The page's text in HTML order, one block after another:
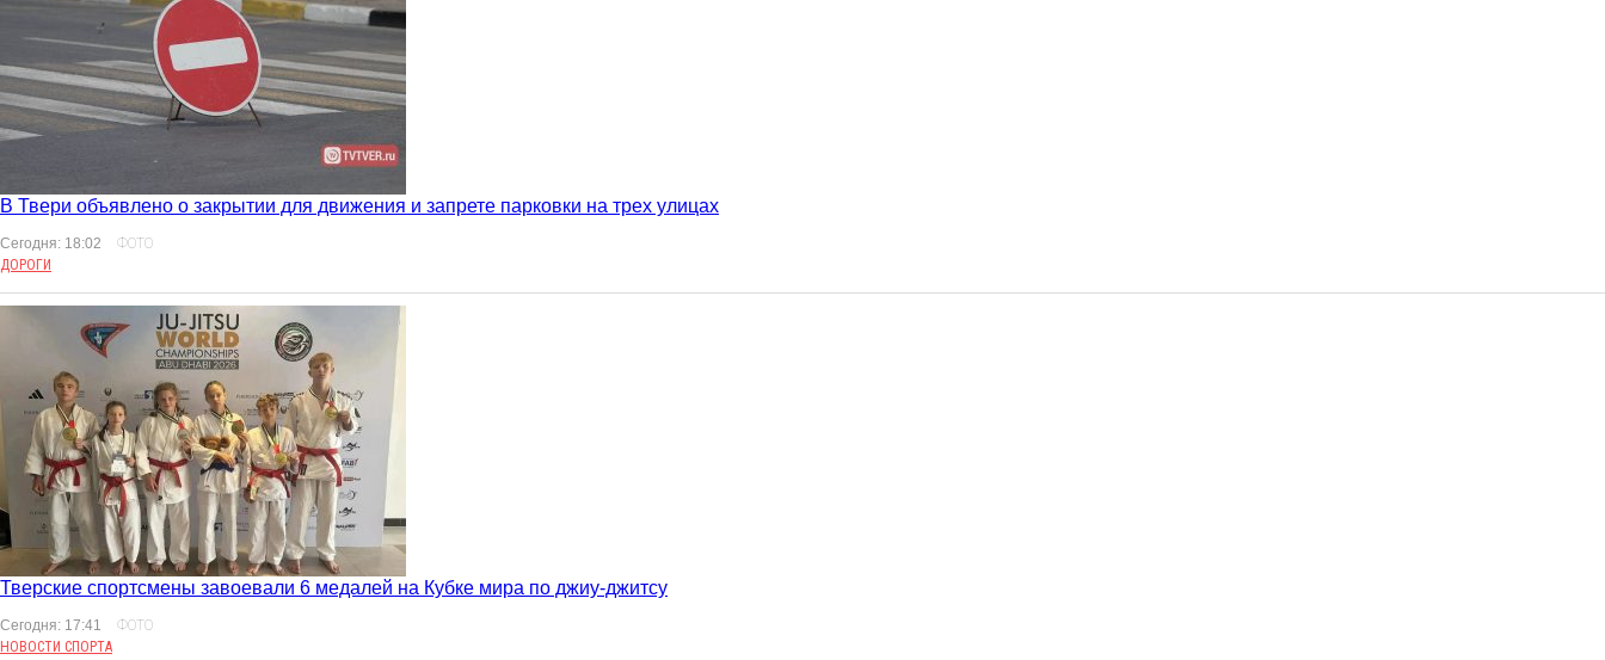
В Твери объявлено о закрытии для движения и запрете парковки на трех улицах
Сегодня: 18:02
ФОТО
ДОРОГИ
Тверские спортсмены завоевали 6 медалей на Кубке мира по джиу-джитсу
Сегодня: 17:41
ФОТО
НОВОСТИ СПОРТА